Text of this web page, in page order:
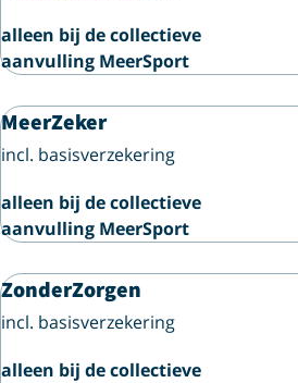
alleen bij de collectieve
aanvulling MeerSport
MeerZeker
incl. basisverzekering
alleen bij de collectieve
aanvulling MeerSport
ZonderZorgen
incl. basisverzekering
alleen bij de collectieve